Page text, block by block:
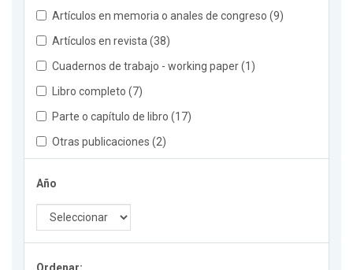
Artículos en memoria o anales de congreso (9)
Artículos en revista (38)
Cuadernos de trabajo - working paper (1)
Libro completo (7)
Parte o capítulo de libro (17)
Otras publicaciones (2)
Año